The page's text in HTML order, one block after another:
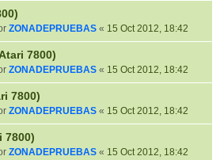
ZONADEPRUEBAS « 15 Oct 2012, 18:42
7800)
ZONADEPRUEBAS « 15 Oct 2012, 18:42
7800)
ZONADEPRUEBAS « 15 Oct 2012, 18:42
7800)
ZONADEPRUEBAS « 15 Oct 2012, 18:42